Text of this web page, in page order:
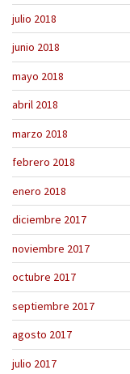
julio 2018
junio 2018
mayo 2018
abril 2018
marzo 2018
febrero 2018
enero 2018
diciembre 2017
noviembre 2017
octubre 2017
septiembre 2017
agosto 2017
julio 2017